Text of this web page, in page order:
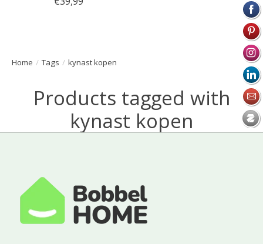
Home / Tags / kynast kopen
Products tagged with
kynast kopen